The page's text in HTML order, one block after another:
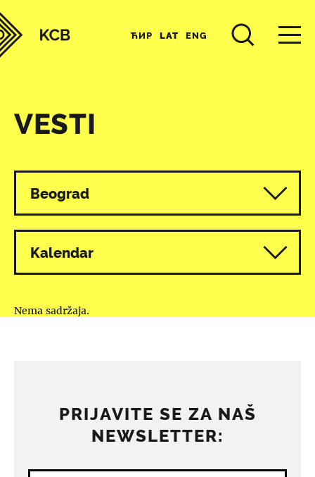
ЋИР LAT ENG
VESTI
Svi programi
Beograd
Kalendar
Nema sadržaja.
PRIJAVITE SE ZA NAŠ
NEWSLETTER: